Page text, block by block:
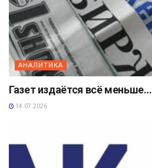
АНАЛИТИКА
Газет издаётся всё меньше…
14.07.2026